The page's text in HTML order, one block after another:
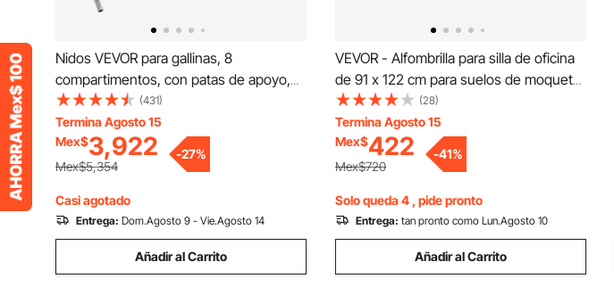
Nidos VEVOR para gallinas, 8
compartimentos, con patas de apoyo,
fácil recogida de huevos, acero
galvanizado y plástico de alta
resistencia, plegables, para gallinas y
pollos ponedores, color naranja
(431)
Termina Agosto 15
Mex$3,922
Mex$5,354
-27%
Casi agotado
Entrega: Dom.Agosto 9 - Vie.Agosto 14
Añadir al Carrito
VEVOR - Alfombrilla para silla de oficina
de 91 x 122 cm para suelos de moqueta,
de plástico, con tachuelas,
antideslizante y fácil de limpiar, se
desliza suavemente debajo del
escritorio para el hogar y la oficina
(28)
Termina Agosto 15
Mex$422
Mex$720
-41%
Solo queda 4 , pide pronto
Entrega: tan pronto como Lun.Agosto 10
Añadir al Carrito